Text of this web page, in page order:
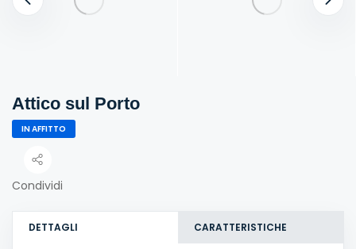
Attico sul Porto
IN AFFITTO
Condividi
DETTAGLI CARATTERISTICHE